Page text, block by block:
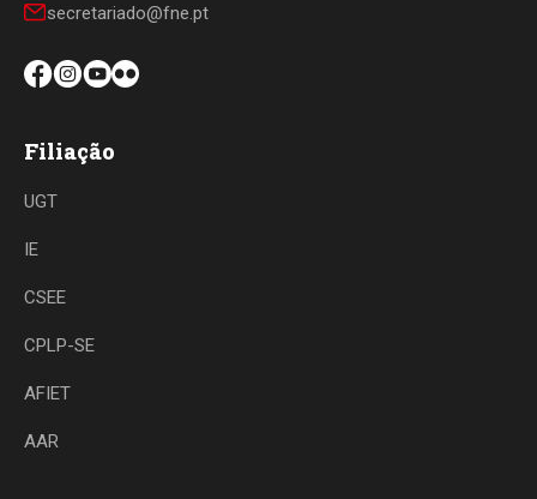
secretariado@fne.pt
Filiação
UGT
IE
CSEE
CPLP-SE
AFIET
AAR